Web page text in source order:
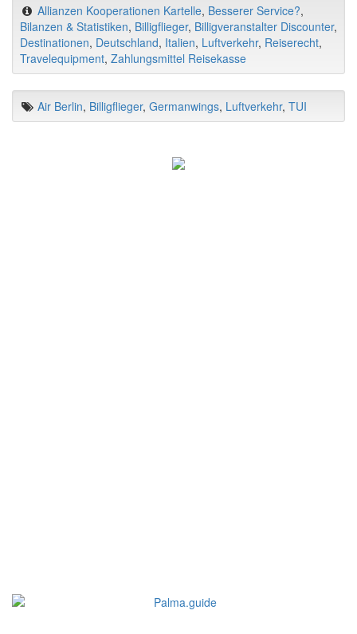
Allianzen Kooperationen Kartelle, Besserer Service?,
Bilanzen & Statistiken, Billigflieger, Billigveranstalter Discounter,
Destinationen, Deutschland, Italien, Luftverkehr, Reiserecht,
Travelequipment, Zahlungsmittel Reisekasse
Air Berlin, Billigflieger, Germanwings, Luftverkehr, TUI